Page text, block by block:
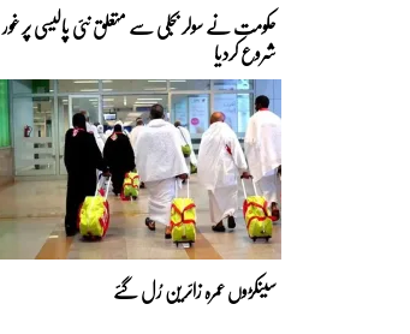
حکومت نے سولر بجلی سے متعلق نئی پالیسی پر غور
شروع کردیا
سینکڑوں عمرہ زائرین رُل گئے